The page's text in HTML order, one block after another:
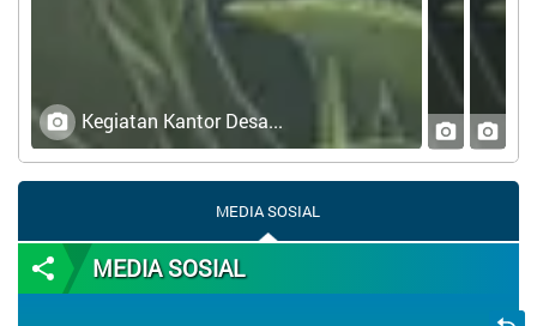
Kegiatan Kantor Desa...
MEDIA SOSIAL
MEDIA SOSIAL